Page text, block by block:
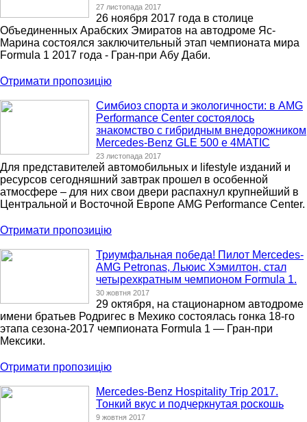
27 листопада 2017
26 ноября 2017 года в столице
Объединенных Арабских Эмиратов на автодроме Яс-
Марина состоялся заключительный этап чемпионата мира
Formula 1 2017 года - Гран-при Абу Даби.
Отримати пропозицію
Симбиоз спорта и экологичности: в AMG
Performance Center состоялось
знакомство с гибридным внедорожником
Mercedes-Benz GLE 500 e 4MATIC
23 листопада 2017
Для представителей автомобильных и lifestyle изданий и
ресурсов сегодняшний завтрак прошел в особенной
атмосфере – для них свои двери распахнул крупнейший в
Центральной и Восточной Европе AMG Performance Center.
Отримати пропозицію
Триумфальная победа! Пилот Mercedes-
AMG Petronas, Льюис Хэмилтон, стал
четырехкратным чемпионом Formula 1.
30 жовтня 2017
29 октября, на стационарном автодроме
имени братьев Родригес в Мехико состоялась гонка 18-го
этапа сезона-2017 чемпионата Formula 1 — Гран-при
Мексики.
Отримати пропозицію
Mercedes-Benz Hospitality Trip 2017.
Тонкий вкус и подчеркнутая роскошь
9 жовтня 2017